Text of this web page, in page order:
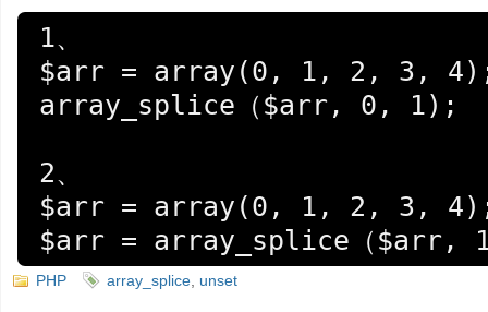
1、
$arr = array(0, 1, 2, 3,
array_splice（$arr, 0, 1);
2、
$arr = array(0, 1, 2, 3,
$arr = array_splice（$arr,
PHP array_splice unset